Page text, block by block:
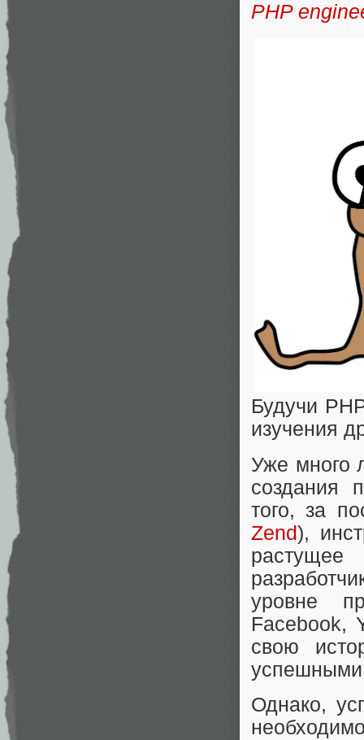
PHP
Будучи
изучения
Уже много
создания
того, за
Zend),
уровне
Facebook,
свою
Однако,